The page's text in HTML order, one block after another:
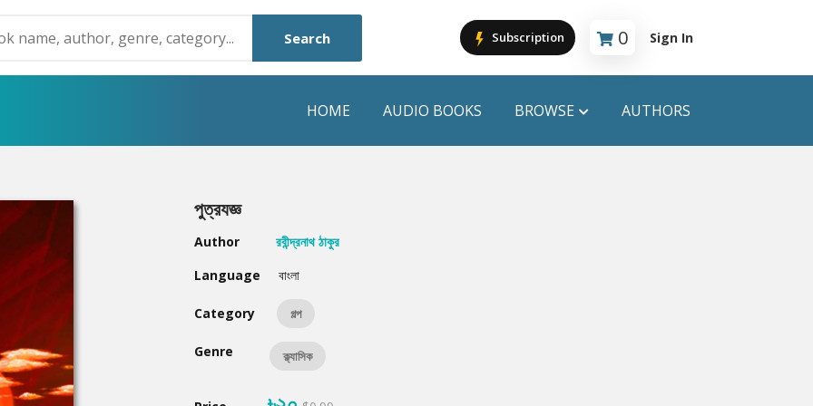
Search Subscription 0
Cart is empty
Sign In
HOME AUDIO BOOKS BROWSE
Humayun Ahmed
Mouri Morium
Hot & New
AUTHORS
পুত্রযজ্ঞ
Author
রবীন্দ্রনাথ ঠাকুর
Language
বাংলা
Category গল্প
Genre ক্ল্যাসিক